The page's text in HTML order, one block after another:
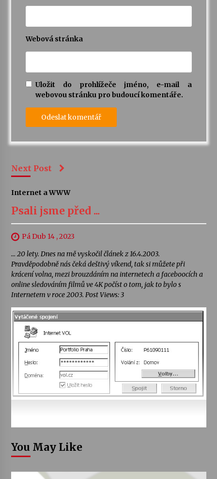
Webová stránka
Uložit do prohlížeče jméno, e-mail a
webovou stránku pro budoucí komentáře.
Next Post
Internet a WWW
Psali jsme před ...
Pá Dub 14 , 2023
… 20 lety. Dnes na mě vyskočil článek z 16.4.2003.
Pravděpodobně nás čeká deštivý víkend, tak si můžete při
krácení volna, mezi brouzdáním na internetech a faceboocích a
online sledováním filmů ve 4K počíst o tom, jak to bylo s
Internetem v roce 2003. Post Views: 3
You May Like